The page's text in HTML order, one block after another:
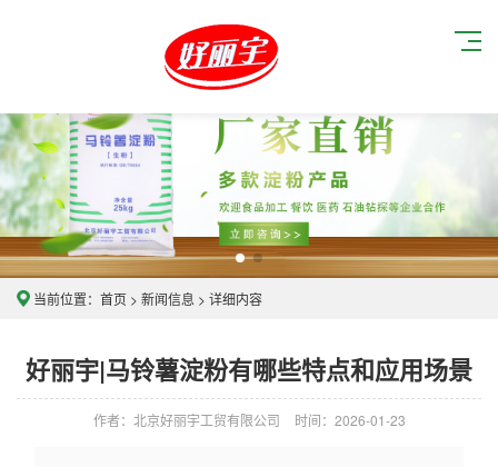
当前位置： 首页 > 新闻信息 > 详细内容
好丽宇|马铃薯淀粉有哪些特点和应用场景
作者：北京好丽宇工贸有限公司 时间：2026-01-23